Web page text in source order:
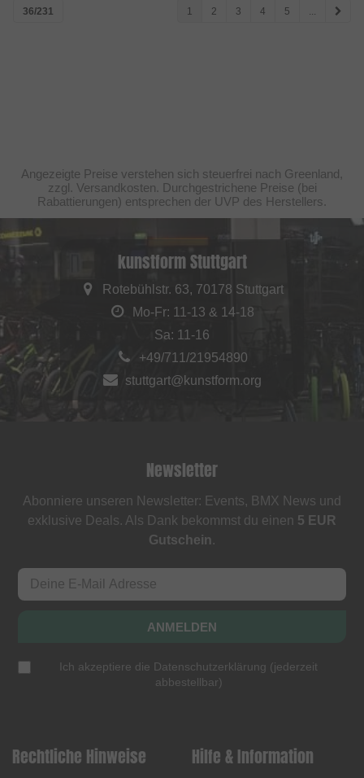
36/231 1 2 3 4 5 ...
Angezeigte Preise verstehen sich steuerfrei nach Greenland,
zzgl. Versandkosten. Durchgestrichene Preise (bei
Rabattierungen) entsprechen der UVP des Herstellers.
kunstform Stuttgart
Rotebühlstr. 63, 70178 Stuttgart
Mo-Fr: 11-13 & 14-18
Sa: 11-16
+49/711/21954890
stuttgart@kunstform.org
Newsletter
Abonniere unseren Newsletter: Events, BMX News und
exklusive Deals. Als Dank bekommst du einen 5 EUR
Gutschein.
ANMELDEN
Ich akzeptiere die Datenschutzerklärung (jederzeit
abbestellbar)
Rechtliche Hinweise Hilfe & Information